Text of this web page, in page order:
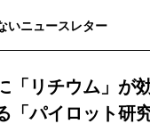
いニュースレター
「リチウム」が
「パイロット研